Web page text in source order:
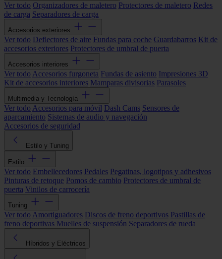
Ver todo Organizadores de maletero Protectores de maletero Redes
de carga Separadores de carga
Accesorios exteriores
Ver todo Deflectores de aire Fundas para coche Guardabarros Kit de
accesorios exteriores Protectores de umbral de puerta
Accesorios interiores
Ver todo Accesorios furgoneta Fundas de asiento Impresiones 3D
Kit de accesorios interiores Mamparas divisorias Parasoles
Multimedia y Tecnología
Ver todo Accesorios para móvil Dash Cams Sensores de
aparcamiento Sistemas de audio y navegación
Accesorios de seguridad
Estilo y Tuning
Estilo
Ver todo Embellecedores Pedales Pegatinas, logotipos y adhesivos
Pinturas de retoque Pomos de cambio Protectores de umbral de
puerta Vinilos de carrocería
Tuning
Ver todo Amortiguadores Discos de freno deportivos Pastillas de
freno deportivas Muelles de suspensión Separadores de rueda
Híbridos y Eléctricos